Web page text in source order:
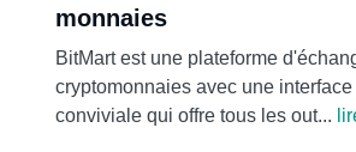
monnaies
BitMart est une plateforme
cryptomonnaies avec une
conviviale qui offre tous les out...